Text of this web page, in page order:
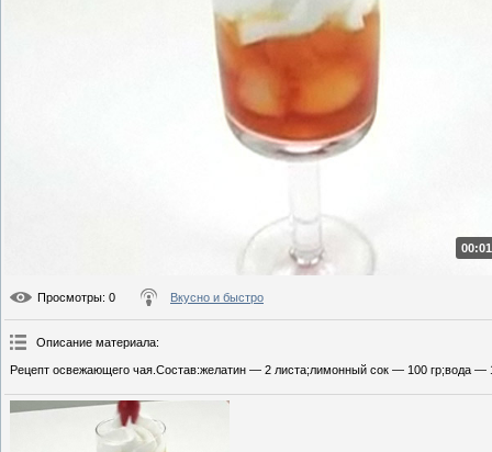
Просмотры: 0 Вкусно и быстро
Описание материала:
Рецепт освежающего чая.Состав:желатин — 2 листа;лимонный сок — 100 гр;вода —